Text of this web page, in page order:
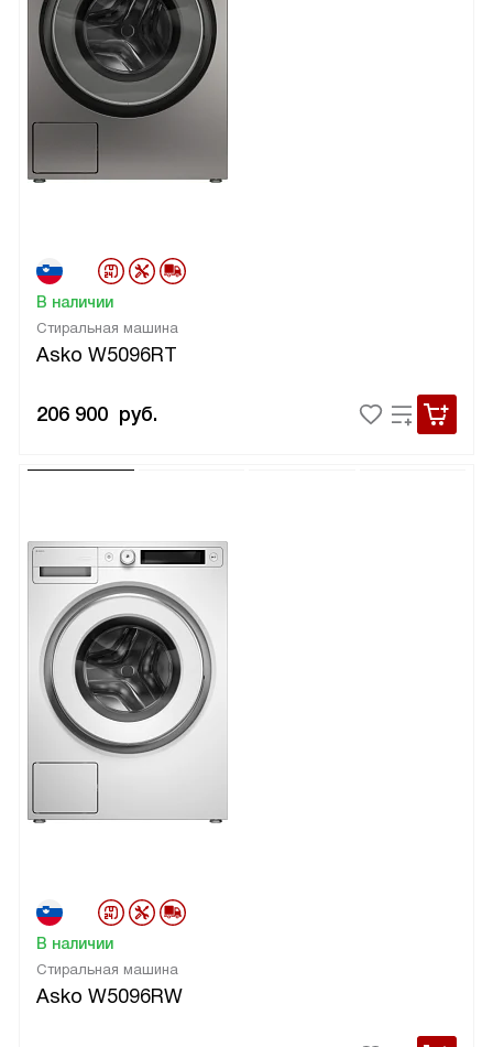
Стиральная машина
Asko W5096RT
В наличии
206 900 руб.
Стиральная машина
Asko W5096RW
В наличии